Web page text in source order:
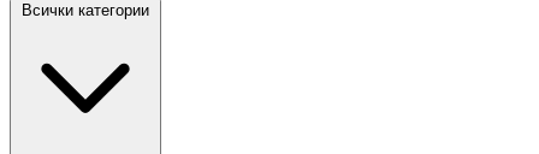
Всички категории